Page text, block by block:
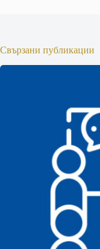
Свързани публикации